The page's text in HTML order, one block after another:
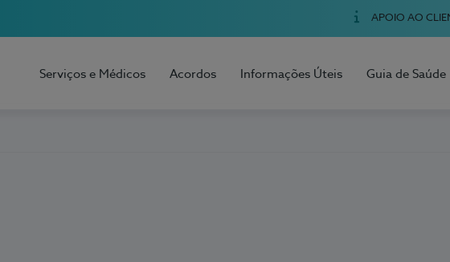
APOIO AO
Serviços e Médicos Acordos Informações Úteis Guia de Saúde